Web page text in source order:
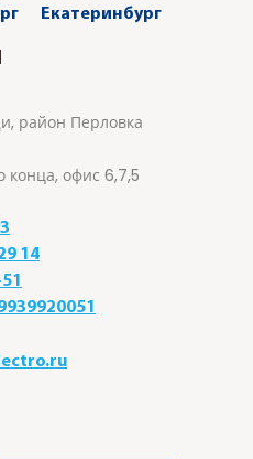
Екатеринбург
район Перловка
конца, офис 6,7,5
14